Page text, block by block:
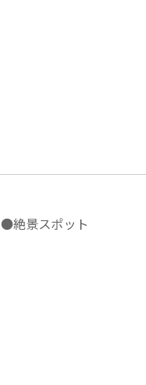
●絶景スポット